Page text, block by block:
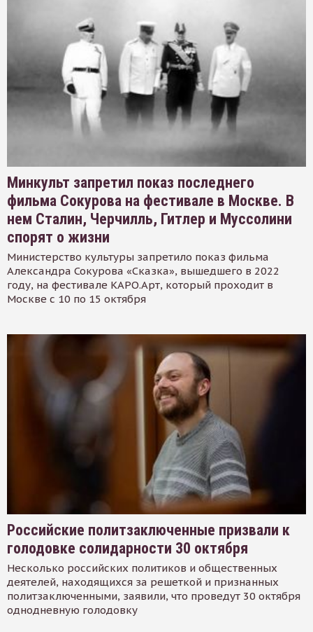
Минкульт запретил показ последнего
фильма Сокурова на фестивале в Москве. В
нем Сталин, Черчилль, Гитлер и Муссолини
спорят о жизни
Министерство культуры запретило показ фильма
Александра Сокурова «Сказка», вышедшего в 2022
году, на фестивале КАРО.Арт, который проходит в
Москве с 10 по 15 октября
Российские политзаключенные призвали к
голодовке солидарности 30 октября
Несколько российских политиков и общественных
деятелей, находящихся за решеткой и признанных
политзаключенными, заявили, что проведут 30 октября
однодневную голодовку